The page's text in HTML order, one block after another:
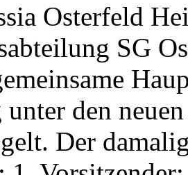
Osterfeld
SG
unter den
Der